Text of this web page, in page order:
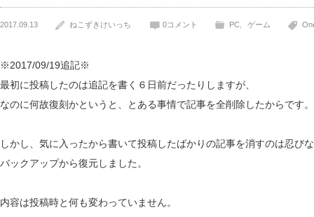
2017.09.13 ねこずきけいっち 0コメント PC ゲーム
※2017/09/19追記※
最初に投稿したのは追記を書く６日前だったりしますが、
なのに何故復刻かというと、とある事情で記事を全削除したからです。
しかし、気に入ったから書いて投稿したばかりの記事を消すのは忍び
バックアップから復元しました。
内容は投稿時と何も変わっていません。